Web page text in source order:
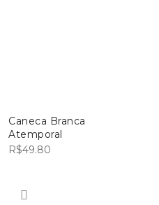
Caneca Branca
Atemporal
R$49.80